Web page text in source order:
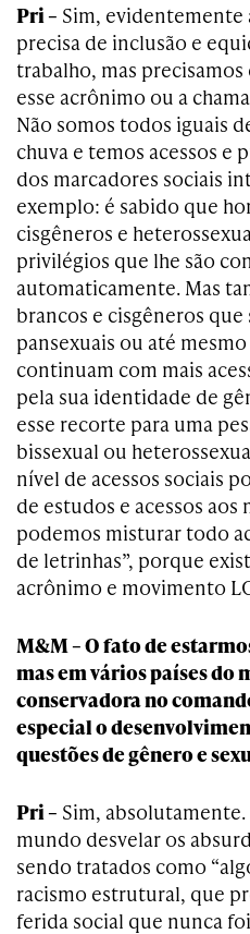
Pri – Sim, evidentemente
precisa de inclusão e
trabalho, mas
esse acrônimo ou a
Não somos todos iguais
chuva e temos acessos
dos marcadores sociais
exemplo: é sabido que
cisgêneros e
privilégios que lhe são
automaticamente. Mas
brancos e cisgêneros que
pansexuais ou até
continuam com mais
pela sua identidade de
esse recorte para uma
bissexual ou
nível de acessos sociais
de estudos e acessos aos
podemos misturar todo
de letrinhas”, porque
acrônimo e movimento
M&M – O fato de
mas em vários países do
conservadora no
especial o
questões de gênero e
Pri – Sim,
mundo desvelar os
sendo tratados como
racismo estrutural, que
ferida social que nunca